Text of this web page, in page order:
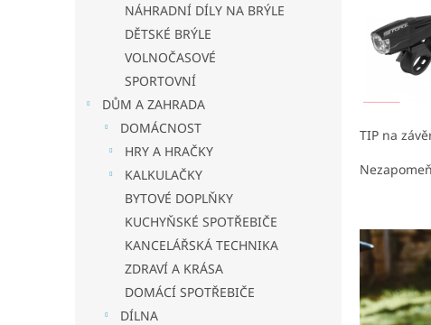
NÁHRADNÍ DÍLY NA BRÝLE
DĚTSKÉ BRÝLE
VOLNOČASOVÉ
SPORTOVNÍ
DŮM A ZAHRADA
DOMÁCNOST
HRY A HRAČKY
KALKULAČKY
BYTOVÉ DOPLŇKY
KUCHYŇSKÉ SPOTŘEBIČE
KANCELÁŘSKÁ TECHNIKA
ZDRAVÍ A KRÁSA
DOMÁCÍ SPOTŘEBIČE
DÍLNA
TIP na